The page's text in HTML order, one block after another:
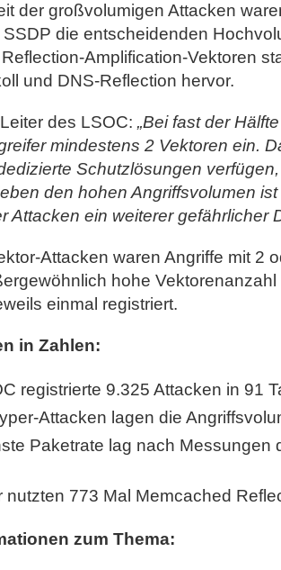
der großvolumigen Attacken
die entscheidenden
Amplification-Vektoren
und DNS-Reflection hervor.
des LSOC: „Bei fast der
mindestens 2 Vektoren ein.
Schutzlösungen
den hohen Angriffsvolumen
Attacken ein weiterer gefährlicher
Attacken waren Angriffe mit 2
hohe
einmal registriert.
in Zahlen:
registrierte 9.325 Attacken in 91
Attacken lagen die
Paketrate lag nach Messungen
nutzten 773 Mal Memcached
zum Thema: